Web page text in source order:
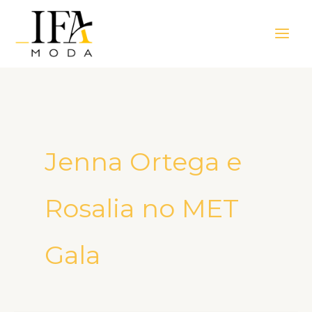
Menu
Jenna Ortega e
Rosalia no MET
Gala